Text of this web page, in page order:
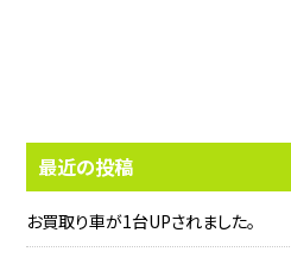
最近の投稿
お買取り車が1台UPされました。